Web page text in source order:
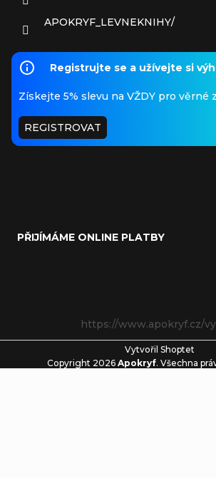
APOKRYF_LEVNEKNIHY/
Registrujte se a užívejte si
Získejte 5% slevu na VŽDY pro věrné
REGISTROVAT
PŘIJÍMÁME ONLINE PLATBY
https://www.apokryf.cz/
Vytvořil Shoptet
Copyright 2026 Apokryf. Všechna